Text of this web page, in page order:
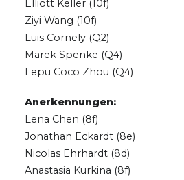
Elliott Keller (10f)
Ziyi Wang (10f)
Luis Cornely (Q2)
Marek Spenke (Q4)
Lepu Coco Zhou (Q4)
Anerkennungen:
Lena Chen (8f)
Jonathan Eckardt (8e)
Nicolas Ehrhardt (8d)
Anastasia Kurkina (8f)